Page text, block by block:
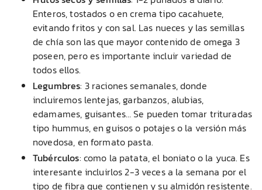
Enteros, tostados o en crema tipo cacahuete,
evitando fritos y con sal. Las nueces y las semillas
de chía son las que mayor contenido de omega 3
poseen, pero es importante incluir variedad de
todos ellos.
Legumbres: 3 raciones semanales, donde
incluiremos lentejas, garbanzos, alubias,
edamames, guisantes… Se pueden tomar trituradas
tipo hummus, en guisos o potajes o la versión más
novedosa, en formato pasta.
Tubérculos: como la patata, el boniato o la yuca. Es
interesante incluirlos 2-3 veces a la semana por el
tipo de fibra que contienen y su almidón resistente.